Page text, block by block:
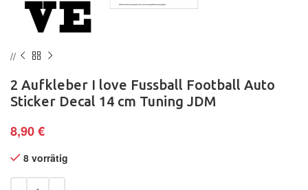
2 Aufkleber I love Fussball Football Auto
Sticker Decal 14 cm Tuning JDM
8,90€
8 vorrätig